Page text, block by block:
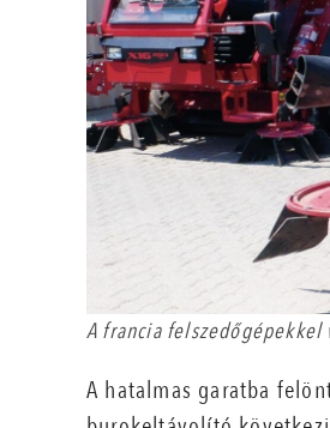
A francia
A hatalmas garatba